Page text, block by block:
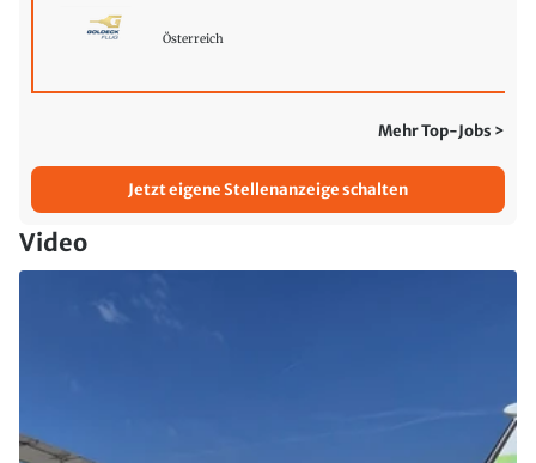
Österreich
Mehr Top-Jobs >
Jetzt eigene Stellenanzeige schalten
Video